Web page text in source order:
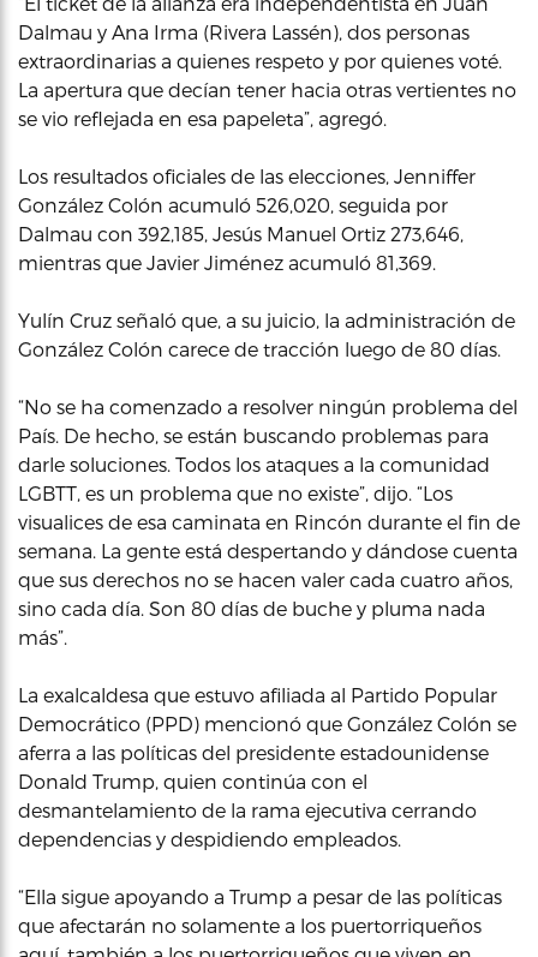
Dalmau y Ana Irma (Rivera Lassén), dos personas
extraordinarias a quienes respeto y por quienes voté.
La apertura que decían tener hacia otras vertientes no
se vio reflejada en esa papeleta”, agregó.
Los resultados oficiales de las elecciones, Jenniffer
González Colón acumuló 526,020, seguida por
Dalmau con 392,185, Jesús Manuel Ortiz 273,646,
mientras que Javier Jiménez acumuló 81,369.
Yulín Cruz señaló que, a su juicio, la administración de
González Colón carece de tracción luego de 80 días.
“No se ha comenzado a resolver ningún problema del
País. De hecho, se están buscando problemas para
darle soluciones. Todos los ataques a la comunidad
LGBTT, es un problema que no existe”, dijo. “Los
visualices de esa caminata en Rincón durante el fin de
semana. La gente está despertando y dándose cuenta
que sus derechos no se hacen valer cada cuatro años,
sino cada día. Son 80 días de buche y pluma nada
más”.
La exalcaldesa que estuvo afiliada al Partido Popular
Democrático (PPD) mencionó que González Colón se
aferra a las políticas del presidente estadounidense
Donald Trump, quien continúa con el
desmantelamiento de la rama ejecutiva cerrando
dependencias y despidiendo empleados.
“Ella sigue apoyando a Trump a pesar de las políticas
que afectarán no solamente a los puertorriqueños